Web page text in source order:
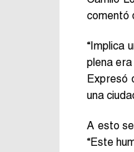
comentó
“Implica
plena
Expresó
una
A esto
“Este